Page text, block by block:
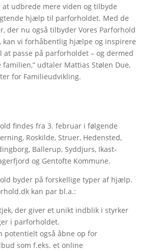
at udbrede mere viden og tilbyde
hjælp til parforholdet. Med de
der nu også tilbyder Vores Parforhold
kan vi forhåbentlig hjælpe og inspirere
at passe på parforholdet – og dermed
familien,” udtaler Mattias Stølen Due,
for Familieudvikling.
findes fra 3. februar i følgende
Roskilde, Struer, Hedensted,
Ballerup, Syddjurs, Ikast-
og Gentofte Kommune.
byder på forskellige typer af hjælp.
kan par bl.a.:
der giver et unikt indblik i styrker
i parforholdet.
potentielt også åbne op for
som f.eks. et online